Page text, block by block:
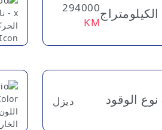
الكيلومتراج294000
KM
نوع الوقود ديزل